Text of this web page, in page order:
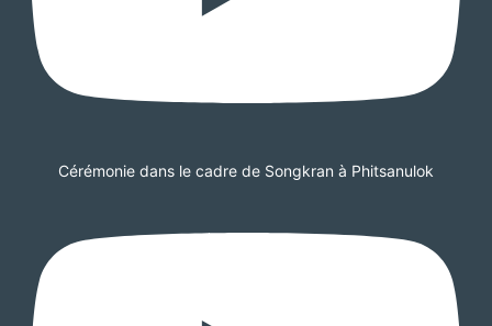
Cérémonie dans le cadre de Songkran à Phitsanulok